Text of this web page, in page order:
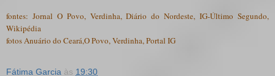
fontes: Jornal O Povo, Verdinha, Diário do Nordeste, IG-Último Segundo,
Wikipédia
fotos Anuário do Ceará,O Povo, Verdinha, Portal IG
Fátima Garcia às 19:30